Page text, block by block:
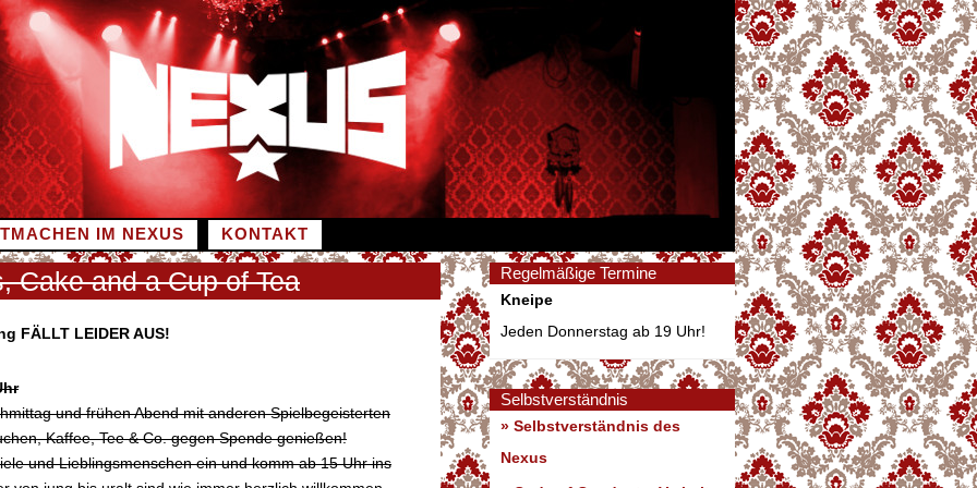
IM NEXUS KONTAKT
Cake and a Cup of Tea
FÄLLT LEIDER AUS!
und frühen Abend mit anderen Spielbegeisterten
Kaffee, Tee & Co. gegen Spende genießen!
und Lieblingsmenschen ein und komm ab 15 Uhr ins
Regelmäßige Termine
Kneipe
Jeden Donnerstag ab 19 Uhr!
Selbstverständnis
» Selbstverständnis des
Nexus